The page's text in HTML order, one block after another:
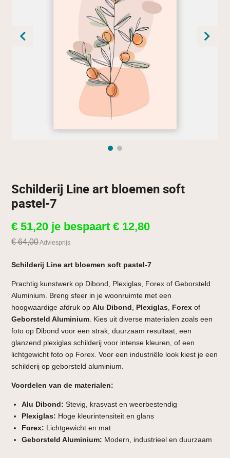
Schilderij Line art bloemen soft
pastel-7
€ 51,20 je bespaart€ 12,80
€64,00Adviesprijs
Schilderij Line art bloemen soft pastel-7
Prachtig kunstwerk op Dibond, Plexiglas, Forex of Geborsteld
Aluminium. Breng sfeer in je woonruimte met een
hoogwaardige afdruk opAlu Dibond Plexiglas Forex of
Geborsteld Aluminium . Kies uit diverse materialen zoals een
foto op Dibond voor een strak, duurzaam resultaat, een
glanzend plexiglas schilderij voor intense kleuren, of een
lichtgewicht foto op Forex. Voor een industriële look kiest je een
schilderij op geborsteld aluminium.
Voordelen van de materialen:
Alu Dibond: Stevig, krasvast en weerbestendig
Plexiglas: Hoge kleurintensiteit en glans
Forex: Lichtgewicht en mat
Geborsteld Aluminium: Modern, industrieel en duurzaam